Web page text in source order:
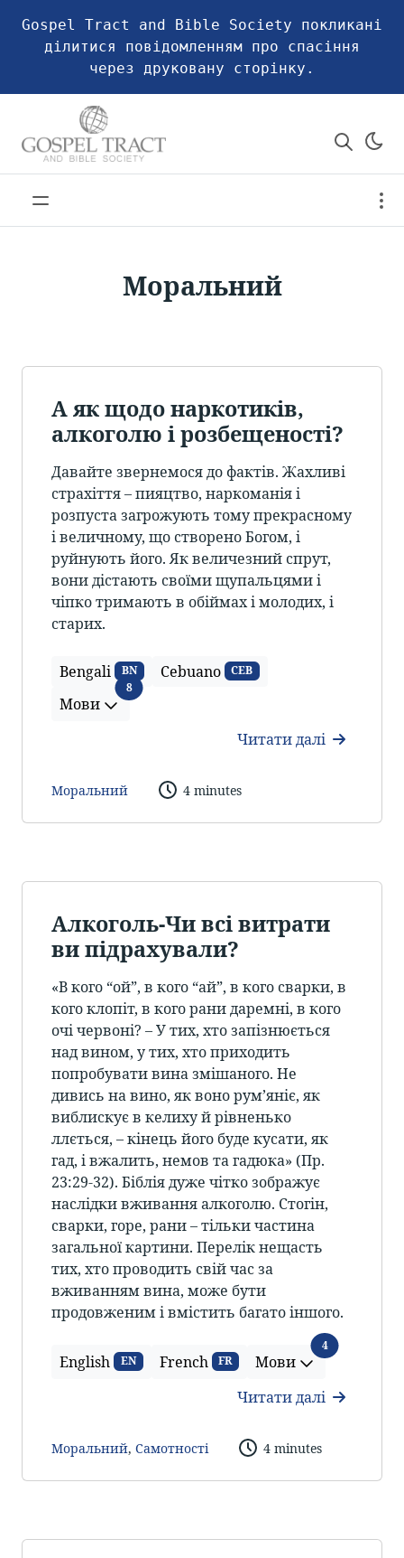
Gospel Tract and Bible Society покликані
ділитися повідомленням про спасіння
через друковану сторінку.
Моральний
А як щодо наркотиків,
алкоголю і розбещеності?
Давайте звернемося до фактів. Жахливі
страхіття – пияцтво, наркоманія і
розпуста загрожують тому прекрасному
і величному, що створено Богом, і
руйнують його. Як величезний спрут,
вони дістають своїми щупальцями і
чіпко тримають в обіймах і молодих, і
старих.
Bengali BN Cebuano CEB
Мови
8Мови
Читати далі
Моральний 4 minutes
Алкоголь-Чи всі витрати
ви підрахували?
«В кого “ой”, в кого “ай”, в кого сварки, в
кого клопіт, в кого рани даремні, в кого
очі червоні? – У тих, хто запізнюється
над вином, у тих, хто приходить
попробувати вина змішаного. Не
дивись на вино, як воно рум’яніє, як
виблискує в келиху й рівненько
ллється, – кінець його буде кусати, як
гад, і вжалить, немов та гадюка» (Пр.
23:29-32). Біблія дуже чітко зображує
наслідки вживання алкоголю. Стогін,
сварки, горе, рани – тільки частина
загальної картини. Перелік нещасть
тих, хто проводить свій час за
вживанням вина, може бути
продовженим і вмістить багато іншого.
English EN French FR Мови
4Мови
Читати далі
Моральний, Самотності 4 minutes